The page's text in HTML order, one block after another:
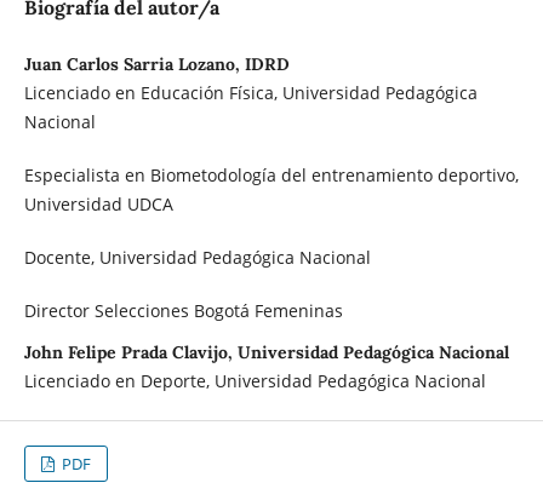
Biografía del autor/a
Juan Carlos Sarria Lozano, IDRD
Licenciado en Educación Física, Universidad Pedagógica
Nacional
Especialista en Biometodología del entrenamiento deportivo,
Universidad UDCA
Docente, Universidad Pedagógica Nacional
Director Selecciones Bogotá Femeninas
John Felipe Prada Clavijo, Universidad Pedagógica Nacional
Licenciado en Deporte, Universidad Pedagógica Nacional
PDF